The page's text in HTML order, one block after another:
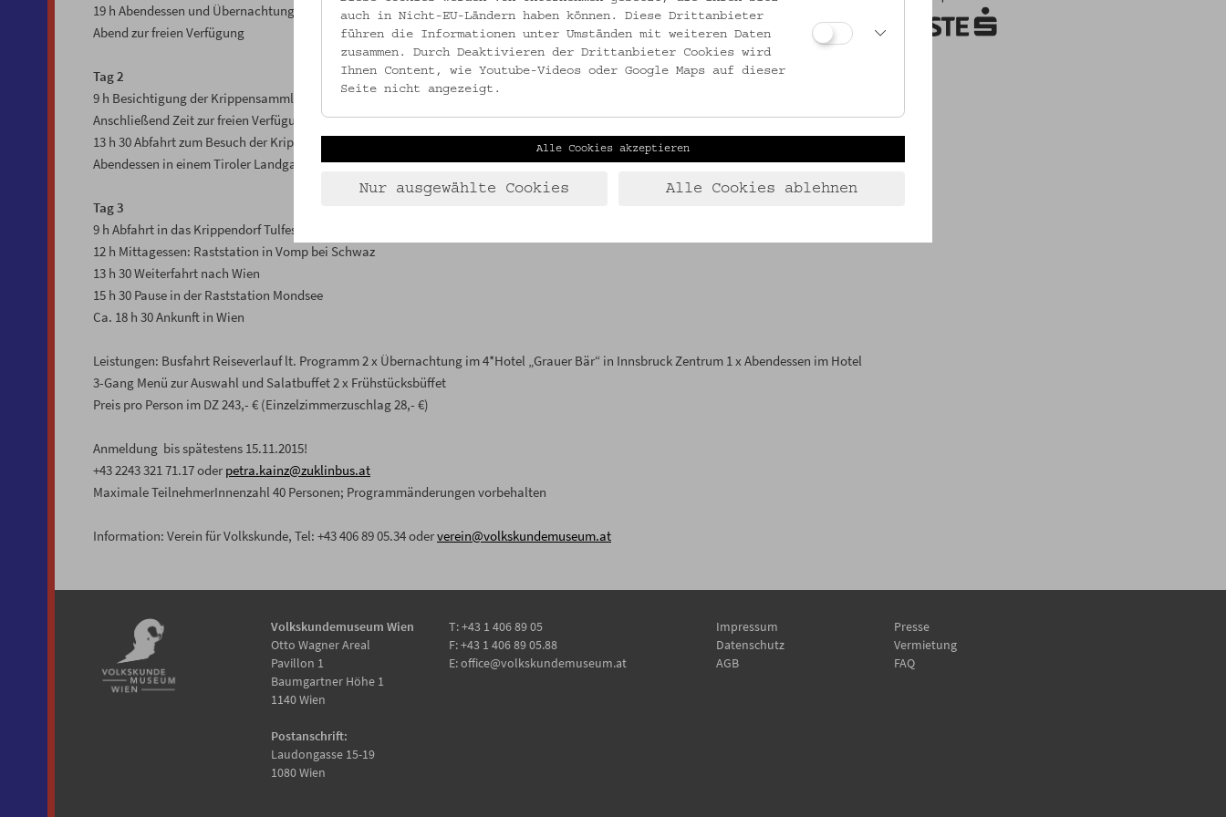
19 h Abendessen und Übernachtung in Innsbruck
Abend zur freien Verfügung
Tag 2
9 h Besichtigung der Krippensammlung und des Volkskunstmuseums inklusive Hofkirche mit Führung durch Direktor Mag. Karl C. Berger
Anschließend Zeit zur freien Verfügung
13 h 30 Abfahrt zum Besuch der Krippendörfer Inzing und Axams
Abendessen in einem Tiroler Landgasthaus (auf eigene Rechnung)
Tag 3
9 h Abfahrt in das Krippendorf Tulfes (mit Stopp in Rinn), Besichtigung von Hauskrippen und der Kirchenkrippe
12 h Mittagessen: Raststation in Vomp bei Schwaz
13 h 30 Weiterfahrt nach Wien
15 h 30 Pause in der Raststation Mondsee
Ca. 18 h 30 Ankunft in Wien
Leistungen: Busfahrt Reiseverlauf lt. Programm 2 x Übernachtung im 4*Hotel „Grauer Bär“ in Innsbruck Zentrum 1 x Abendessen im Hotel
3-Gang Menü zur Auswahl und Salatbuffet 2 x Frühstücksbüffet
Preis pro Person im DZ 243,- € (Einzelzimmerzuschlag 28,- €)
Anmeldung bis spätestens 15.11.2015!
+43 2243 321 71.17 oder petra.kainz@zuklinbus.at
Maximale TeilnehmerInnenzahl 40 Personen; Programmänderungen vorbehalten
Information: Verein für Volkskunde, Tel: +43 406 89 05.34 oderverein@volkskundemuseum.at
Volkskundemuseum Wien
Otto Wagner Areal
Pavillon 1
Baumgartner Höhe 1
1140 Wien
Postanschrift:
Laudongasse 15-19
1080 Wien
T:+43 1 406 89 05
F: +43 1 406 89 05.88
E:office@volkskundemuseum.at
Impressum
Datenschutz
AGB
Presse
Vermietung
FAQ
auch in Nicht-EU-Ländern haben können. Diese Drittanbieter
führen die Informationen unter Umständen mit weiteren Daten
zusammen. Durch Deaktivieren der Drittanbieter Cookies wird
Ihnen Content, wie Youtube-Videos oder Google Maps auf dieser
Seite nicht angezeigt.
Alle Cookies akzeptieren
Nur ausgewählte Cookies Alle Cookies ablehnen